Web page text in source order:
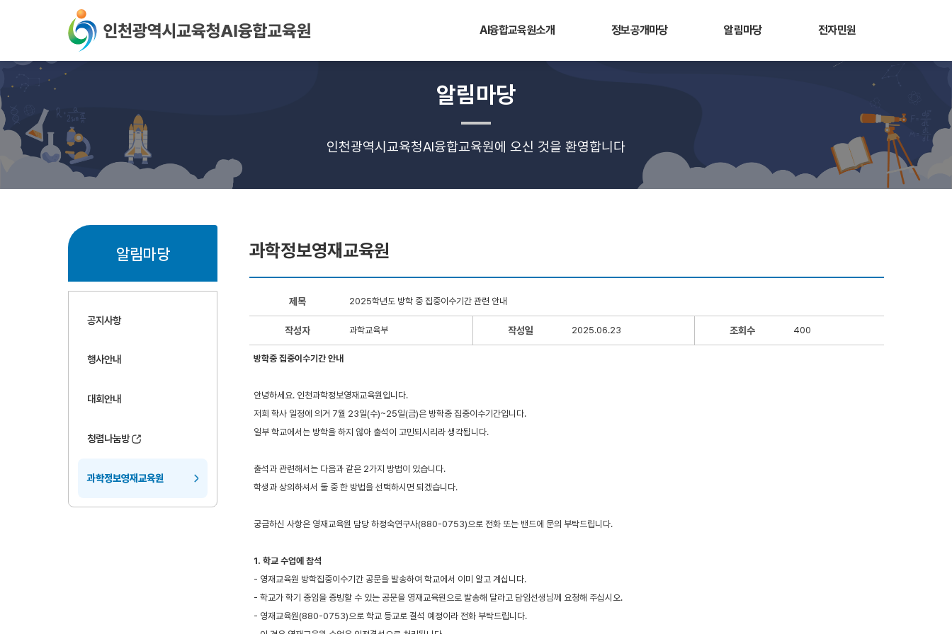
AI융합교육원소개 정보공개마당 알림마당 전자민원
알림마당
인천광역시교육청AI융합교육원에 오신 것을 환영합니다
알림마당
공지사항
행사안내
대회안내
청렴나눔방
과학정보영재교육원
과학정보영재교육원
제목 2025학년도 방학 중 집중이수기간 관련 안내
작성자 과학교육부 작성일 2025.06.23 조회수 400
방학중 집중이수기간 안내
안녕하세요. 인천과학정보영재교육원입니다.
저희 학사 일정에 의거 7월 23일(수)~25일(금)은 방학중 집중이수기간입니다.
일부 학교에서는 방학을 하지 않아 출석이 고민되시리라 생각됩니다.
출석과 관련해서는 다음과 같은 2가지 방법이 있습니다.
학생과 상의하셔서 둘 중 한 방법을 선택하시면 되겠습니다.
궁금하신 사항은 영재교육원 담당 하정숙연구사(880-0753)으로 전화 또는 밴드에 문의 부탁드립니다.
1. 학교 수업에 참석
- 영재교육원 방학집중이수기간 공문을 발송하여 학교에서 이미 알고 계십니다.
- 학교가 학기 중임을 증빙할 수 있는 공문을 영재교육원으로 발송해 달라고 담임선생님께 요청해 주십시오.
- 영재교육원(880-0753)으로 학교 등교로 결석 예정이라 전화 부탁드립니다.